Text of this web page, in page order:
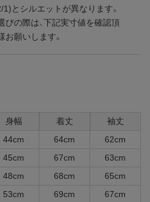
1)とシルエットが異なります。
びの際は、下記実寸値を確認頂
お願いします。
身幅 着丈
袖丈
44cm 64cm
62cm
45cm 67cm
63cm
48cm 68cm
65cm
53cm 69cm 67cm